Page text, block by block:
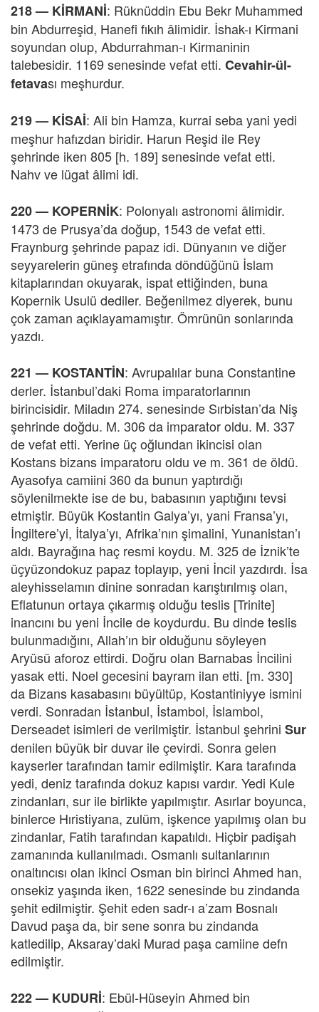
218 — KİRMANİ: Rüknüddin Ebu Bekr Muhammed
bin Abdurreşid, Hanefi fıkıh âlimidir. İshak-ı Kirmani
soyundan olup, Abdurrahman-ı Kirmaninin
talebesidir. 1169 senesinde vefat etti. Cevahir-ül-
fetavası meşhurdur.
219 — KİSAİ: Ali bin Hamza, kurrai seba yani yedi
meşhur hafızdan biridir. Harun Reşid ile Rey
şehrinde iken 805 [h. 189] senesinde vefat etti.
Nahv ve lügat âlimi idi.
220 — KOPERNİK: Polonyalı astronomi âlimidir.
1473 de Prusya’da doğup, 1543 de vefat etti.
Fraynburg şehrinde papaz idi. Dünyanın ve diğer
seyyarelerin güneş etrafında döndüğünü İslam
kitaplarından okuyarak, ispat ettiğinden, buna
Kopernik Usulü dediler. Beğenilmez diyerek, bunu
çok zaman açıklayamamıştır. Ömrünün sonlarında
yazdı.
221 — KOSTANTİN: Avrupalılar buna Constantine
derler. İstanbul’daki Roma imparatorlarının
birincisidir. Miladın 274. senesinde Sırbistan’da Niş
şehrinde doğdu. M. 306 da imparator oldu. M. 337
de vefat etti. Yerine üç oğlundan ikincisi olan
Kostans bizans imparatoru oldu ve m. 361 de öldü.
Ayasofya camiini 360 da bunun yaptırdığı
söylenilmekte ise de bu, babasının yaptığını tevsi
etmiştir. Büyük Kostantin Galya’yı, yani Fransa’yı,
İngiltere’yi, İtalya’yı, Afrika’nın şimalini, Yunanistan’ı
aldı. Bayrağına haç resmi koydu. M. 325 de İznik’te
üçyüzondokuz papaz toplayıp, yeni İncil yazdırdı. İsa
aleyhisselamın dinine sonradan karıştırılmış olan,
Eflatunun ortaya çıkarmış olduğu teslis [Trinite]
inancını bu yeni İncile de koydurdu. Bu dinde teslis
bulunmadığını, Allah’ın bir olduğunu söyleyen
Aryüsü aforoz ettirdi. Doğru olan Barnabas İncilini
yasak etti. Noel gecesini bayram ilan etti. [m. 330]
da Bizans kasabasını büyültüp, Kostantiniyye ismini
verdi. Sonradan İstanbul, İstambol, İslambol,
Derseadet isimleri de verilmiştir. İstanbul şehrini Sur
denilen büyük bir duvar ile çevirdi. Sonra gelen
kayserler tarafından tamir edilmiştir. Kara tarafında
yedi, deniz tarafında dokuz kapısı vardır. Yedi Kule
zindanları, sur ile birlikte yapılmıştır. Asırlar boyunca,
binlerce Hıristiyana, zulüm, işkence yapılmış olan bu
zindanlar, Fatih tarafından kapatıldı. Hiçbir padişah
zamanında kullanılmadı. Osmanlı sultanlarının
onaltıncısı olan ikinci Osman bin birinci Ahmed han,
onsekiz yaşında iken, 1622 senesinde bu zindanda
şehit edilmiştir. Şehit eden sadr-ı a’zam Bosnalı
Davud paşa da, bir sene sonra bu zindanda
katledilip, Aksaray’daki Murad paşa camiine defn
edilmiştir.
222 — KUDURİ: Ebül-Hüseyin Ahmed bin